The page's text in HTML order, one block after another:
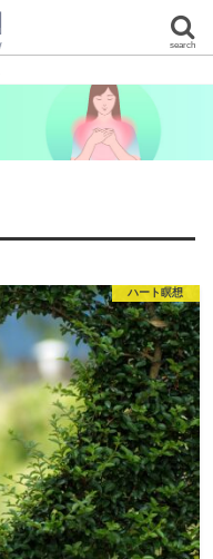
search
ハート瞑想